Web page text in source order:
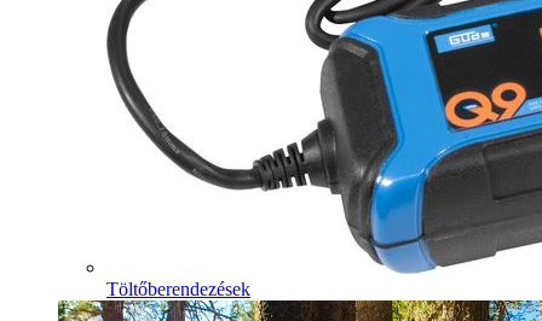
Töltőberendezések